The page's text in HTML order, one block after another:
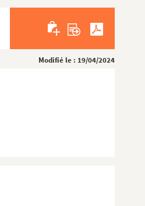
Modifié le : 19/04/2024